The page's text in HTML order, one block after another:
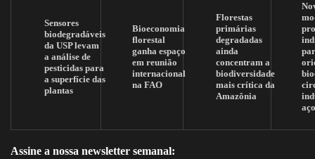
Sensores
biodegradáveis
da USP levam
a análise de
pesticidas para
a superfície das
plantas
Bioeconomia
florestal
ganha espaço
em reunião
internacional
na FAO
Florestas
primárias
degradadas
ainda
concentram a
biodiversidade
mais crítica da
Amazônia
Assine a nossa newsletter semanal: